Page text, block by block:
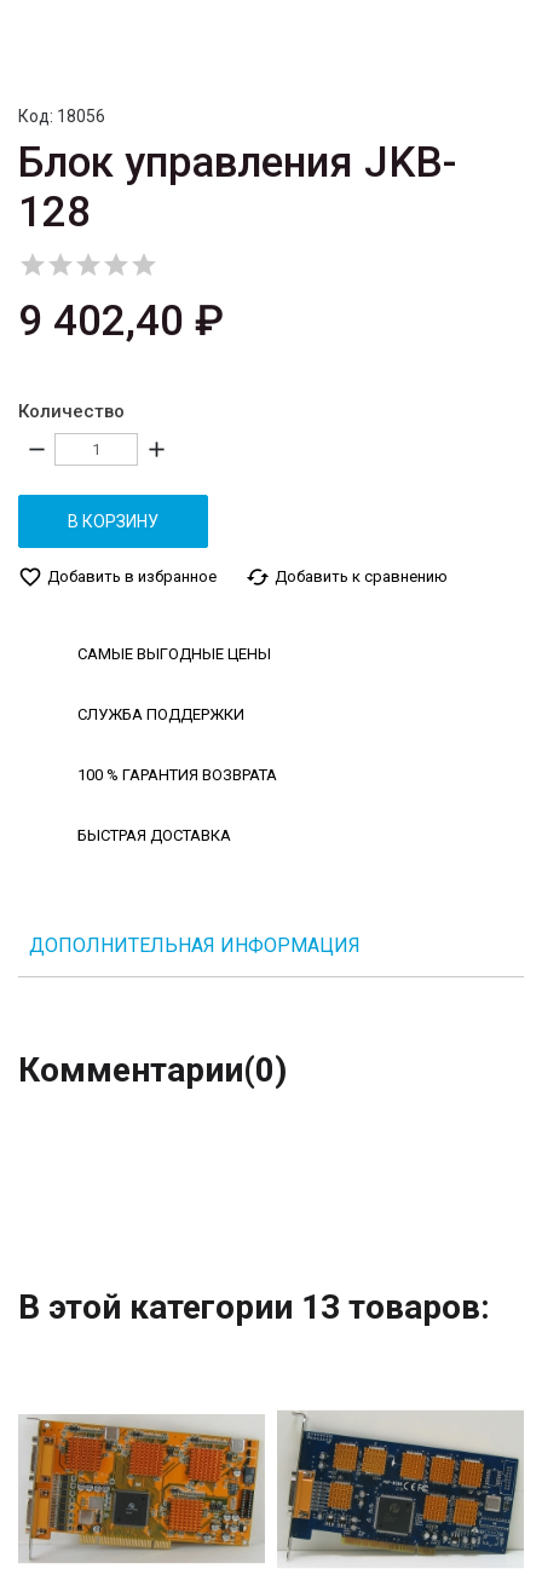
Код: 18056
Блок управления JKB-
128

9 402,40 ₽
Количество
remove add
В КОРЗИНУ
favorite_border Добавить в избранное cached Добавить к сравнению
САМЫЕ ВЫГОДНЫЕ ЦЕНЫ
СЛУЖБА ПОДДЕРЖКИ
100 % ГАРАНТИЯ ВОЗВРАТА
БЫСТРАЯ ДОСТАВКА
ДОПОЛНИТЕЛЬНАЯ ИНФОРМАЦИЯ
Комментарии(0)
В этой категории 13 товаров: